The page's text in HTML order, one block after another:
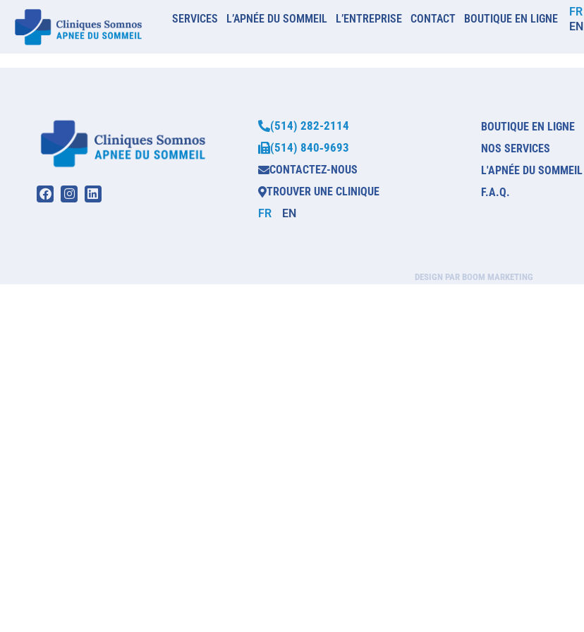
SERVICES L’APNÉE DU SOMMEIL L’ENTREPRISE CONTACT BOUTIQUE EN LIGNE
FR
EN
(514) 282-2114
(514) 840‑9693
CONTACTEZ-NOUS
TROUVER UNE CLINIQUE
FR
EN
BOUTIQUE EN LIGNE
NOS SERVICES
L'APNÉE DU SOMMEIL
F.A.Q.
DESIGN PAR BOOM MARKETING